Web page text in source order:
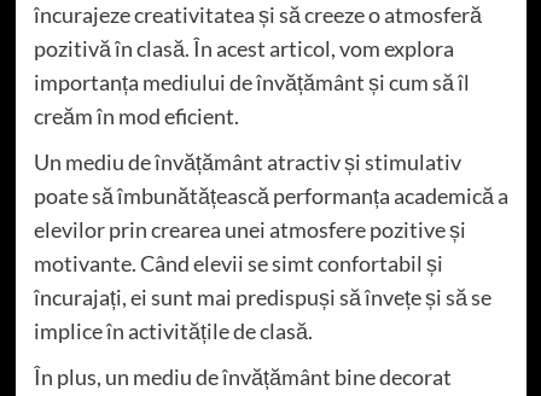
încurajeze creativitatea și să creeze o atmosferă
pozitivă în clasă. În acest articol, vom explora
importanța mediului de învățământ și cum să îl
creăm în mod eficient.
Un mediu de învățământ atractiv și stimulativ
poate să îmbunătățească performanța academică a
elevilor prin crearea unei atmosfere pozitive și
motivante. Când elevii se simt confortabil și
încurajați, ei sunt mai predispuși să învețe și să se
implice în activitățile de clasă.
În plus, un mediu de învățământ bine decorat